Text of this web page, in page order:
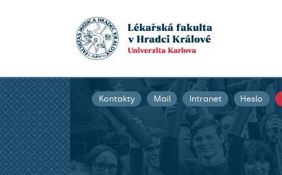
Kontakty Mail Intranet Heslo